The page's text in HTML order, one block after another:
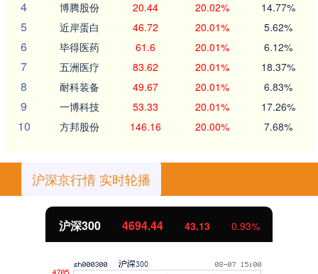
4 博腾股份 20.44 20.02% 14.77%
5 近岸蛋白 46.72 20.01% 5.62%
6 毕得医药 61.6 20.01% 6.12%
7 五洲医疗 83.62 20.01% 18.37%
8 耐科装备 49.67 20.01% 6.83%
9 一博科技 53.33 20.01% 17.26%
10 方邦股份 146.16 20.00% 7.68%
沪深京行情 实时轮播
沪深300 4694.44 43.13 0.93%